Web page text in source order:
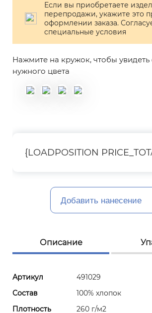
Если вы приобретаете
перепродажи, укажите это
оформлении заказа.
специальные условия
Нажмите на кружок, чтобы увидеть
нужного цвета
{LOADPOSITION
Добавить нанесение
Описание
Артикул
491029
Состав
100% хлопок
Плотность
260 г/м2